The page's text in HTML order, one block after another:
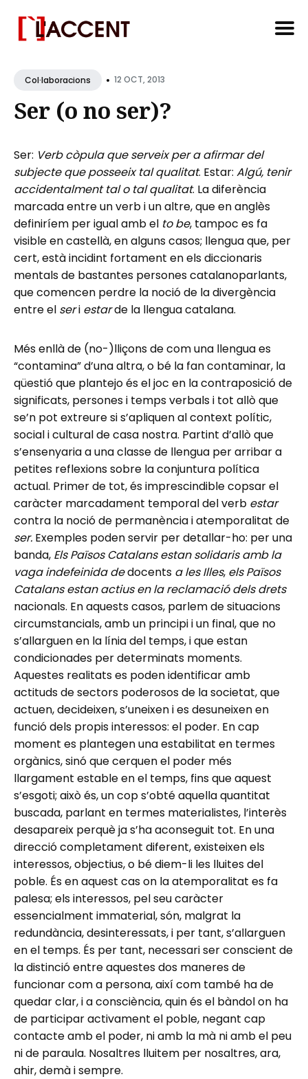
forCol·laboracions • 12 OCT, 2013
Ser (o no ser)?
Ser: Verb còpula que serveix per a afirmar del
subjecte que posseeix tal qualitat. Estar: Algú, tenir
accidentalment tal o tal qualitat. La diferència
marcada entre un verb i un altre, que en anglès
definiríem per igual amb el to be, tampoc es fa
visible en castellà, en alguns casos; llengua que, per
cert, està incidint fortament en els diccionaris
mentals de bastantes persones catalanoparlants,
que comencen perdre la noció de la divergència
entre el seri estarde la llengua catalana.
Més enllà de (no-)lliçons de com una llengua es
“contamina” d’una altra, o bé la fan contaminar, la
qüestió que plantejo és el joc en la contraposició de
significats, persones i temps verbals i tot allò que
se’n pot extreure si s’apliquen al context polític,
social i cultural de casa nostra. Partint d’allò que
s’ensenyaria a una classe de llengua per arribar a
petites reflexions sobre la conjuntura política
actual. Primer de tot, és imprescindible copsar el
caràcter marcadament temporal del verb estar
contra la noció de permanència i atemporalitat de
ser. Exemples poden servir per detallar-ho: per una
banda, Els Països Catalans estan solidaris amb la
vaga indefeinida dedocents a les Illes, els Països
Catalans estan actius en la reclamació dels drets
nacionals. En aquests casos, parlem de situacions
circumstancials, amb un principi i un final, que no
s’allarguen en la línia del temps, i que estan
condicionades per determinats moments.
Aquestes realitats es poden identificar amb
actituds de sectors poderosos de la societat, que
actuen, decideixen, s’uneixen i es desuneixen en
funció dels propis interessos: el poder. En cap
moment es plantegen una estabilitat en termes
orgànics, sinó que cerquen el poder més
llargament estable en el temps, fins que aquest
s’esgoti; això és, un cop s’obté aquella quantitat
buscada, parlant en termes materialistes, l’interès
desapareix perquè ja s’ha aconseguit tot. En una
direcció completament diferent, existeixen els
interessos, objectius, o bé diem-li les lluites del
poble. És en aquest cas on la atemporalitat es fa
palesa; els interessos, pel seu caràcter
essencialment immaterial, són, malgrat la
redundància, desinteressats, i per tant, s’allarguen
en el temps. És per tant, necessari ser conscient de
la distinció entre aquestes dos maneres de
funcionar com a persona, així com també ha de
quedar clar, i a consciència, quin és el bàndol on ha
de participar activament el poble, negant cap
contacte amb el poder, ni amb la mà ni amb el peu
ni de paraula. Nosaltres lluitem per nosaltres, ara,
ahir, demà i sempre.